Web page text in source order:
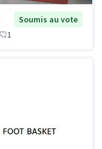
Soumis au vote
1